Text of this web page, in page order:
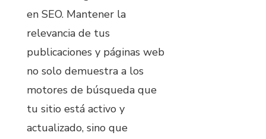
en SEO. Mantener la
relevancia de tus
publicaciones y páginas web
no solo demuestra a los
motores de búsqueda que
tu sitio está activo y
actualizado, sino que